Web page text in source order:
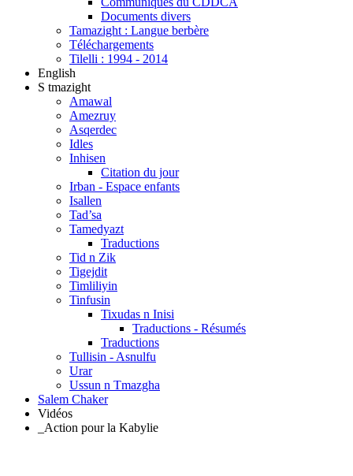
Documents divers
Tamazight : Langue berbère
Téléchargements
Tilelli : 1994 - 2014
English
S tmazight
Amawal
Amezruy
Asqerdec
Idles
Inhisen
Citation du jour
Irban - Espace enfants
Isallen
Tad’sa
Tamedyazt
Traductions
Tid n Zik
Tigejdit
Timliliyin
Tinfusin
Tixudas n Inisi
Traductions - Résumés
Traductions
Tullisin - Asnulfu
Urar
Ussun n Tmazgha
Salem Chaker
Vidéos
_Action pour la Kabylie